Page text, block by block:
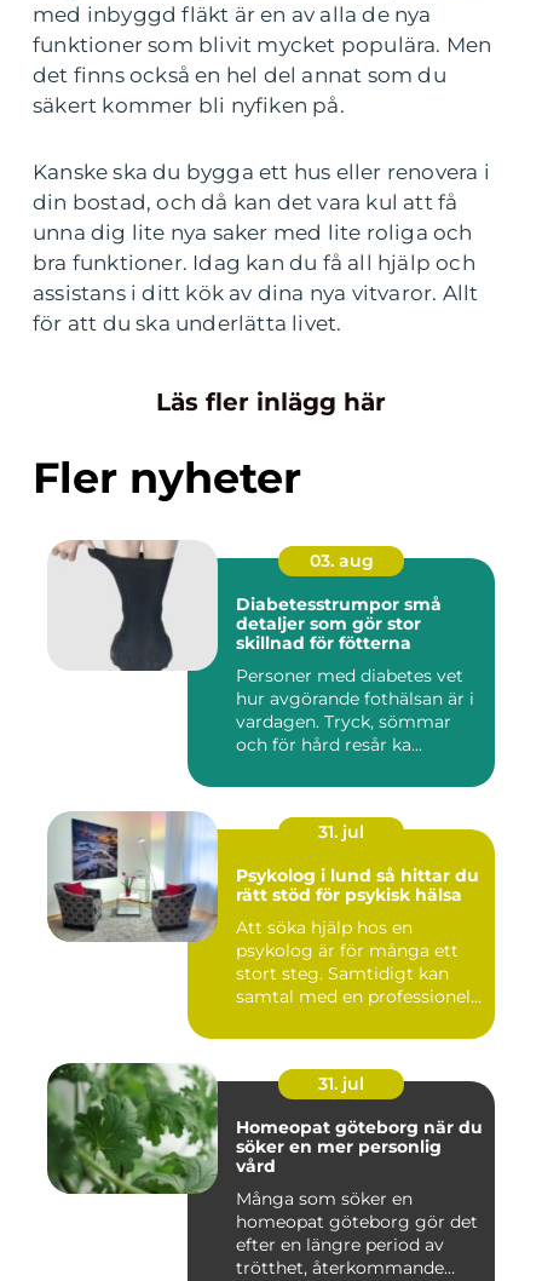
med inbyggd fläkt är en av alla de nya
funktioner som blivit mycket populära. Men
det finns också en hel del annat som du
säkert kommer bli nyfiken på.
Kanske ska du bygga ett hus eller renovera i
din bostad, och då kan det vara kul att få
unna dig lite nya saker med lite roliga och
bra funktioner. Idag kan du få all hjälp och
assistans i ditt kök av dina nya vitvaror. Allt
för att du ska underlätta livet.
Läs fler inlägg här
Fler nyheter
03. aug
Diabetesstrumpor små
detaljer som gör stor
skillnad för fötterna
Personer med diabetes vet
hur avgörande fothälsan är i
vardagen. Tryck, sömmar
och för hård resår ka...
31. jul
Psykolog i lund så hittar du
rätt stöd för psykisk hälsa
Att söka hjälp hos en
psykolog är för många ett
stort steg. Samtidigt kan
samtal med en professionel...
31. jul
Homeopat göteborg när du
söker en mer personlig
vård
Många som söker en
homeopat göteborg gör det
efter en längre period av
trötthet, återkommande